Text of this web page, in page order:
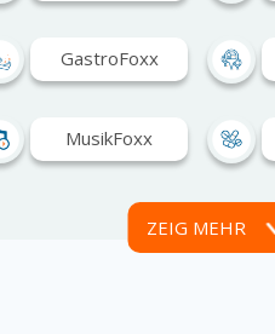
GastroFoxx
MusikFoxx
DesignFoxxZEIG MEHR